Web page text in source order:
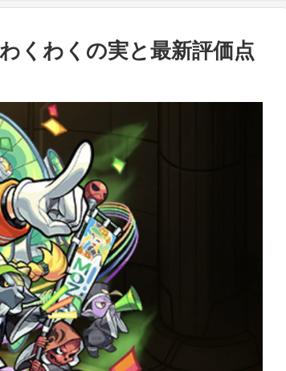
くわくの実と最新評価点